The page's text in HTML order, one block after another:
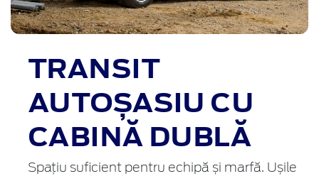
TRANSIT
AUTOȘASIU CU
CABINĂ DUBLĂ
Spațiu suficient pentru echipă și marfă. Ușile